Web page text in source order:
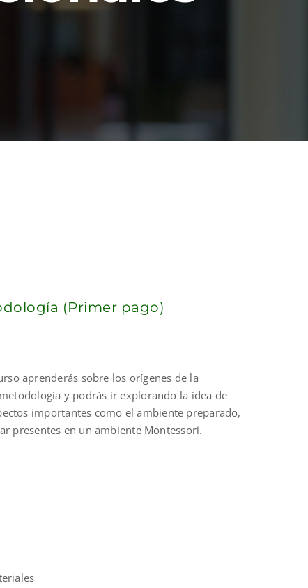
(Primer pago)
aprenderás sobre los orígenes de la
y podrás ir explorando la idea de
importantes como el ambiente preparado,
presentes en un ambiente Montessori.